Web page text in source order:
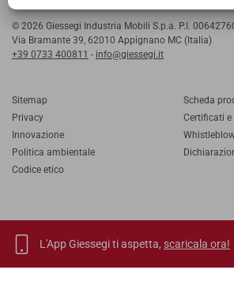
© 2026 Giessegi Industria Mobili S.p.a. P.I.
Via Bramante 39, 62010 Appignano MC (Italia)
+39 0733 400811 - info@giessegi.it
Sitemap
Privacy
Innovazione
Politica ambientale
Codice etico
Scheda
Certificati
IT EN FR RU
L'App Giessegi ti aspetta, scaricala ora!